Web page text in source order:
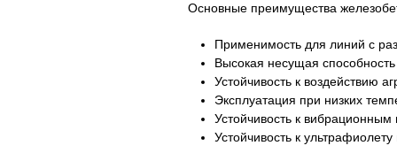
Основные преимущества
Применимость для линий с
Высокая несущая
Устойчивость к воздействию
Эксплуатация при низких
Устойчивость к
Устойчивость к